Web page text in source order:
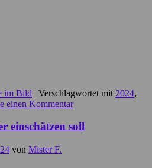
im Bild | Verschlagwortet mit 2024,
einen Kommentar
einschätzen soll
von Mister F.